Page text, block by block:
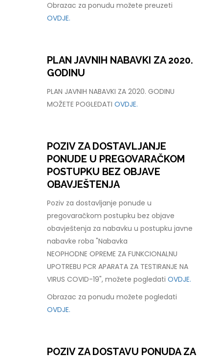
Obrazac za ponudu možete preuzeti
OVDJE.
PLAN JAVNIH NABAVKI ZA 2020.
GODINU
PLAN JAVNIH NABAVKI ZA 2020. GODINU
MOŽETE POGLEDATIOVDJE.
POZIV ZA DOSTAVLJANJE
PONUDE U PREGOVARAČKOM
POSTUPKU BEZ OBJAVE
OBAVJEŠTENJA
Poziv za dostavljanje ponude u
pregovaračkom postupku bez objave
obavještenja za nabavku u postupku javne
nabavke roba "Nabavka
NEOPHODNE OPREME ZA FUNKCIONALNU
UPOTREBU PCR APARATA ZA TESTIRANJE NA
VIRUS COVID-19", možete pogledatiOVDJE.
Obrazac za ponudu možete pogledati
OVDJE.
POZIV ZA DOSTAVU PONUDA ZA